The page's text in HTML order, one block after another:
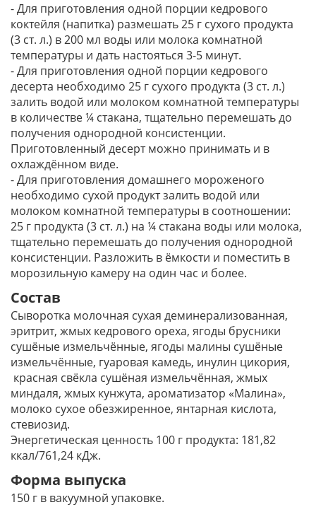
- Для приготовления одной порции кедрового
коктейля (напитка) размешать 25 г сухого продукта
(3 ст. л.) в 200 мл воды или молока комнатной
температуры и дать настояться 3-5 минут.
- Для приготовления одной порции кедрового
десерта необходимо 25 г сухого продукта (3 ст. л.)
залить водой или молоком комнатной температуры
в количестве ¼ стакана, тщательно перемешать до
получения однородной консистенции.
Приготовленный десерт можно принимать и в
охлаждённом виде.
- Для приготовления домашнего мороженого
необходимо сухой продукт залить водой или
молоком комнатной температуры в соотношении:
25 г продукта (3 ст. л.) на ¼ стакана воды или молока,
тщательно перемешать до получения однородной
консистенции. Разложить в ёмкости и поместить в
морозильную камеру на один час и более.
Состав
Сыворотка молочная сухая деминерализованная,
эритрит, жмых кедрового ореха, ягоды брусники
сушёные измельчённые, ягоды малины сушёные
измельчённые, гуаровая камедь, инулин цикория,
красная свёкла сушёная измельчённая, жмых
миндаля, жмых кунжута, ароматизатор «Малина»,
молоко сухое обезжиренное, янтарная кислота,
стевиозид.
Энергетическая ценность 100 г продукта: 181,82
ккал/761,24 кДж.
Форма выпуска
150 г в вакуумной упаковке.